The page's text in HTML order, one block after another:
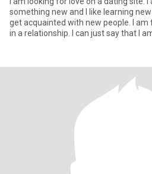
something new and I like learning
get acquainted with new people. I
in a relationship. I can just say that I